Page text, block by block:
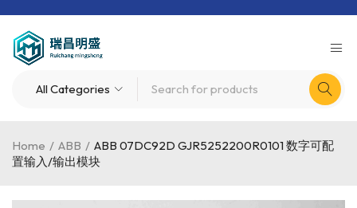
Home / ABB / ABB 07DC92D GJR5252200R0101 数字可配
置输入/输出模块